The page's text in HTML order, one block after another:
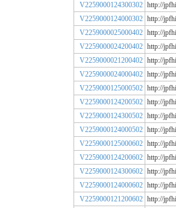
V2259000124300302 http://
V2259000124000302 http://
V2259000025000402 http://
V2259000024200402 http://
V2259000021200402 http://
V2259000024000402 http://
V2259000125000502 http://
V2259000124200502 http://
V2259000124300502 http://
V2259000124000502 http://
V2259000125000602 http://
V2259000124200602 http://
V2259000124300602 http://
V2259000124000602 http://
V2259000121200602 http://